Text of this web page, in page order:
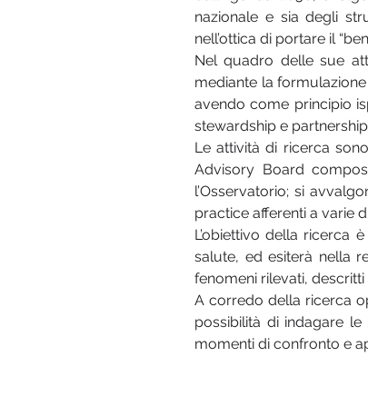
nazionale e sia degli
nell’ottica di portare il
Nel quadro delle sue
mediante la
avendo come principio
stewardship e
Le attività di ricerca
Advisory Board
l’Osservatorio; si
practice afferenti a varie
L’obiettivo della ricerca
salute, ed esiterà nella
fenomeni rilevati,
A corredo della ricerca
possibilità di indagare
momenti di confronto e